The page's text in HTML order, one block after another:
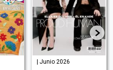
| Junio 2026